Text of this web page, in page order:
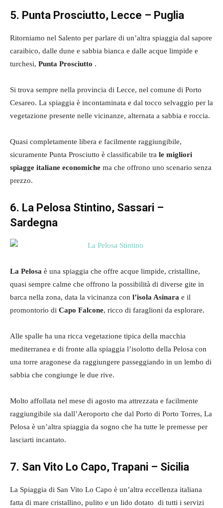
5. Punta Prosciutto, Lecce – Puglia
Ritorniamo nel Salento per parlare di un’altra spiaggia dal sapore
caraibico, dalle dune e sabbia bianca e dalle acque limpide e
turchesi, Punta Prosciutto .
Si trova sempre nella provincia di Lecce, nel comune di Porto
Cesareo. La spiaggia è incontaminata e dal tocco selvaggio per la
vegetazione presente nelle vicinanze, alternata a sabbia e roccia.
Quasi completamente libera e facilmente raggiungibile,
sicuramente Punta Prosciutto è classificabile tra le migliori
spiagge italiane economiche ma che offrono uno scenario senza
prezzo.
6. La Pelosa Stintino, Sassari –
Sardegna
La Pelosa è una spiaggia che offre acque limpide, cristalline,
quasi sempre calme che offrono la possibilità di diverse gite in
barca nella zona, data la vicinanza con l’isola Asinara e il
promontorio di Capo Falcone, ricco di faraglioni da esplorare.
Alle spalle ha una ricca vegetazione tipica della macchia
mediterranea e di fronte alla spiaggia l’isolotto della Pelosa con
una torre aragonese da raggiungere passeggiando in un lembo di
sabbia che congiunge le due rive.
Molto affollata nel mese di agosto ma attrezzata e facilmente
raggiungibile sia dall’Aeroporto che dal Porto di Porto Torres, La
Pelosa è un’altra spiaggia da sogno che ha tutte le premesse per
lasciarti incantato.
7. San Vito Lo Capo, Trapani – Sicilia
La Spiaggia di San Vito Lo Capo è un’altra eccellenza italiana
fatta di mare cristallino, pulito e un lido dotato di tutti i servizi